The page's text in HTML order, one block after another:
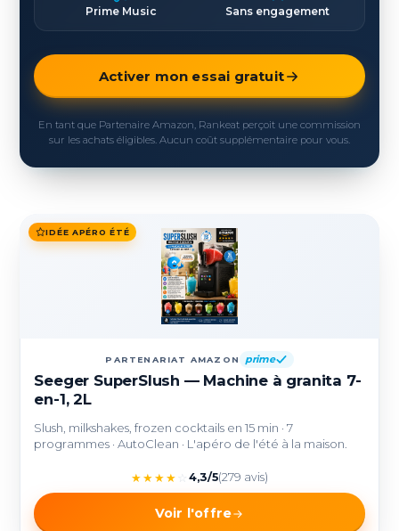
Prime Music Sans engagement
Activer mon essai gratuit
En tant que Partenaire Amazon, Rankeat perçoit une commission
sur les achats éligibles. Aucun coût supplémentaire pour vous.
IDÉE APÉRO ÉTÉ
PARTENARIAT AMAZON prime
Seeger SuperSlush — Machine à granita 7-
en-1, 2L
Slush, milkshakes, frozen cocktails en 15 min · 7
programmes · AutoClean · L'apéro de l'été à la maison.
★★★★ 4,3/5(279 avis)
Voir l'offre